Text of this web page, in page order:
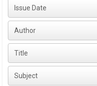
Issue Date
Author
Title
Subject